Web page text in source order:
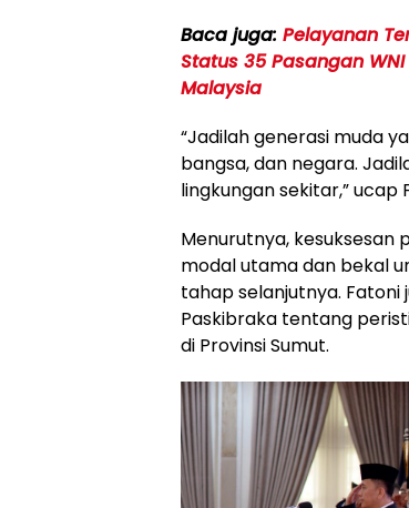
Baca juga: Pelayanan
Status 35 Pasangan
Malaysia
“Jadilah generasi muda
bangsa, dan negara.
lingkungan sekitar,” ucap
Menurutnya, kesuksesan
modal utama dan bekal
tahap selanjutnya.
Paskibraka tentang
di Provinsi Sumut.